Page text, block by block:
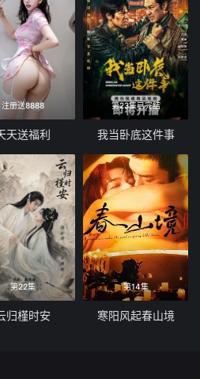
注册送8888
天送福利
第23集已完结
我当卧底这件事
第22集
归槿时安
第14集
寒阳风起春山境